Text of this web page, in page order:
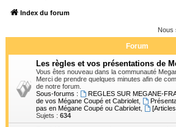
Index du forum
Nous
Forum
Les règles et vos présentations de
Vous êtes nouveau dans la communauté
Merci de prendre quelques minutes afin de
de notre forum.
Sous-forums :
REGLES SUR MEGANE-
de vos Mégane Coupé et Cabriolet
pas en Mégane Coupé ou Cabriolet
Sujets : 634